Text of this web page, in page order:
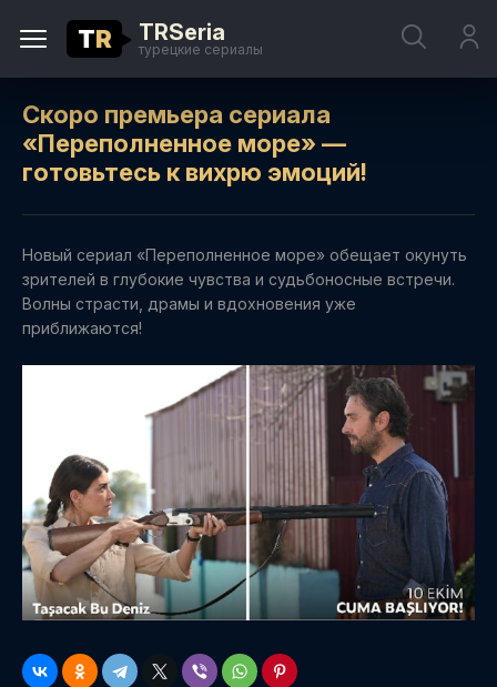
TR TRSeria
турецкие сериалы
Скоро премьера сериала
«Переполненное море» —
готовьтесь к вихрю эмоций!
Новый сериал «Переполненное море» обещает окунуть
зрителей в глубокие чувства и судьбоносные встречи.
Волны страсти, драмы и вдохновения уже
приближаются!